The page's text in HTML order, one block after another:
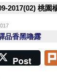
2017(02) 桃園
品香黑嚕露
Post